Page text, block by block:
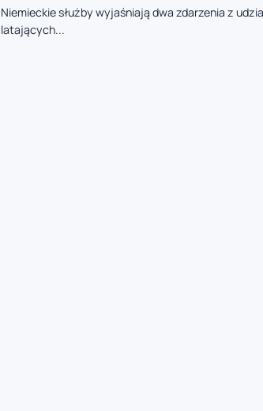
Niemieckie służby wyjaśniają dwa zdarzenia z
latających...